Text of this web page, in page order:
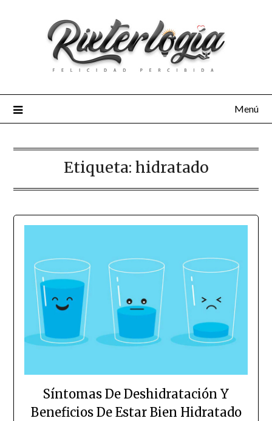
Menú
Etiqueta: hidratado
Síntomas De Deshidratación Y
Beneficios De Estar Bien Hidratado